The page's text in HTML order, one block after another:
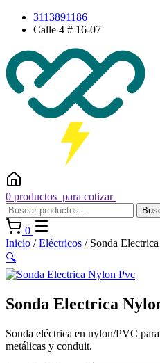
Saltar
3113891186
Calle 4 # 16-07
0 productos para cotizar
Buscar
por:
0
Inicio /Eléctricos / Sonda
🔍
Sonda Electrica
Sonda eléctrica en nylon/PVC
metálicas y conduit.